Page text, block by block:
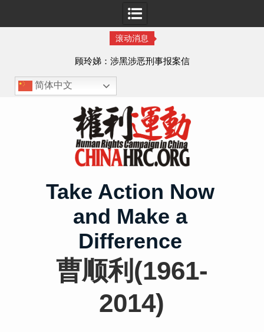
滚动消息
顾玲娣：涉黑涉恶刑事报案信
简体中文
Take Action Now
and Make a
Difference
曹顺利(1961-
2014)